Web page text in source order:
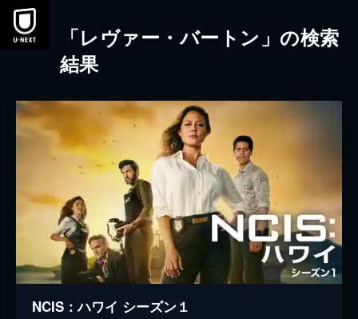
本文へスキップ
「レヴァー・バートン」の検索
結果
NCIS：ハワイ シーズン１